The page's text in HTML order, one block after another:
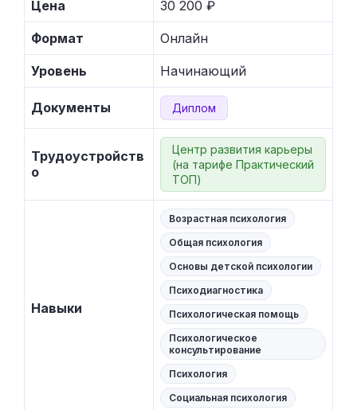
Цена 30 200 ₽
Формат Онлайн
Уровень Начинающий
Документы Диплом
Трудоустройств
о
Центр развития карьеры
(на тарифе Практический
ТОП)
Навыки
Возрастная психология
Общая психология
Основы детской психологии
Психодиагностика
Психологическая помощь
Психологическое
консультирование
Психология
Социальная психология